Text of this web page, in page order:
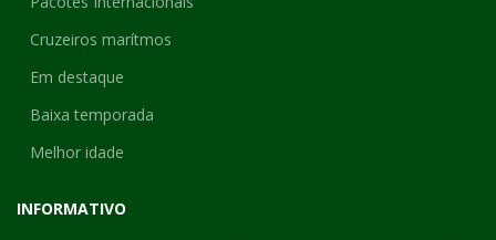
Cruzeiros marítmos
Em destaque
Baixa temporada
Melhor idade
INFORMATIVO